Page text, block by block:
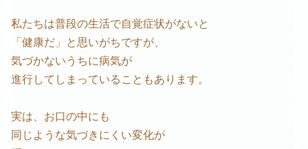
私たちは普段の生活で自覚症状がないと
「健康だ」と思いがちですが、
気づかないうちに病気が
進行してしまっていることもあります。
実は、お口の中にも
同じような気づきにくい変化が